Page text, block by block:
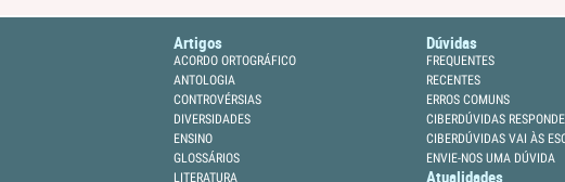
Artigos
ACORDO ORTOGRÁFICO
ANTOLOGIA
CONTROVÉRSIAS
DIVERSIDADES
ENSINO
GLOSSÁRIOS
LITERATURA
Dúvidas
FREQUENTES
RECENTES
ERROS COMUNS
CIBERDÚVIDAS RESPONDE
CIBERDÚVIDAS VAI ÀS
ENVIE-NOS UMA DÚVIDA
Atualidades